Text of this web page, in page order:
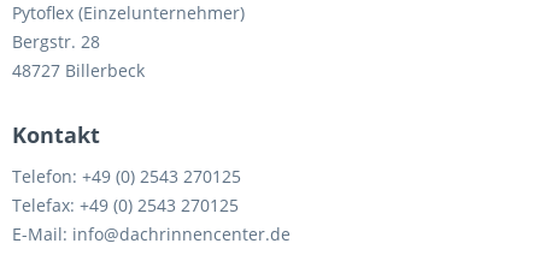
Pytoflex (Einzelunternehmer)
Bergstr. 28
48727 Billerbeck
Kontakt
Telefon: +49 (0) 2543 270125
Telefax: +49 (0) 2543 270125
E-Mail: info@dachrinnencenter.de